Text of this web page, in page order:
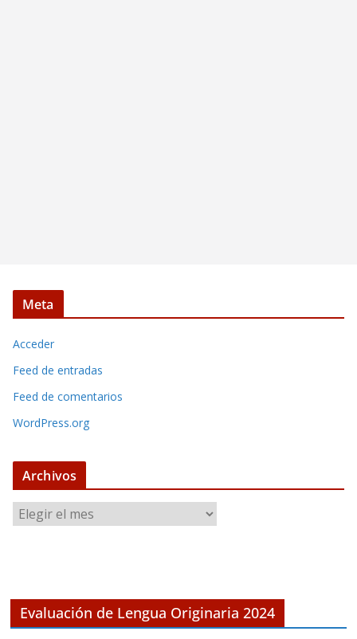
Meta
Acceder
Feed de entradas
Feed de comentarios
WordPress.org
Archivos
r
o
Evaluación de Lengua Originaria 2024